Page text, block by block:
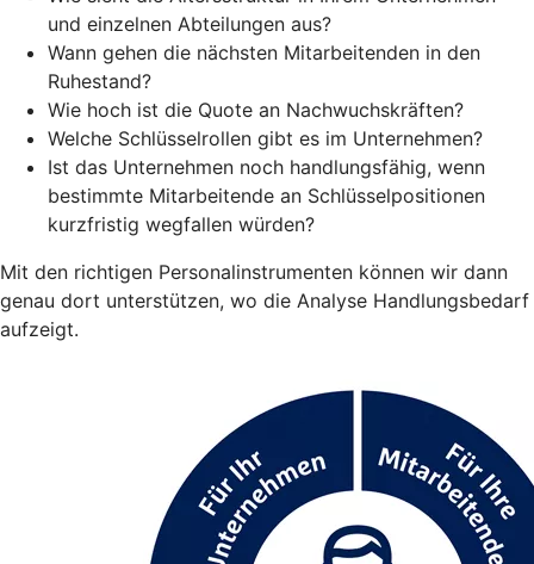
und einzelnen Abteilungen aus?
Wann gehen die nächsten Mitarbeitenden in den
Ruhestand?
Wie hoch ist die Quote an Nachwuchskräften?
Welche Schlüsselrollen gibt es im Unternehmen?
Ist das Unternehmen noch handlungsfähig, wenn
bestimmte Mitarbeitende an Schlüsselpositionen
kurzfristig wegfallen würden?
Mit den richtigen Personalinstrumenten können wir dann
genau dort unterstützen, wo die Analyse Handlungsbedarf
aufzeigt.